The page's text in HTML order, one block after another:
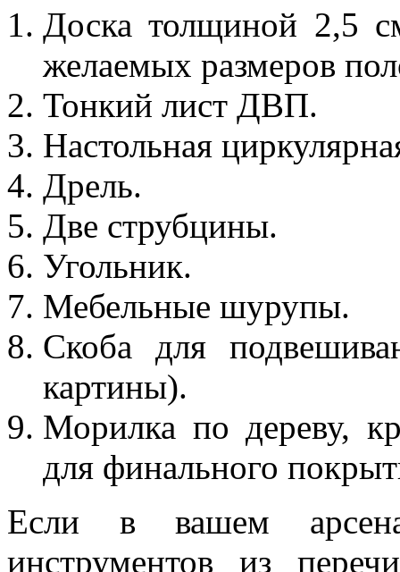
Доска толщиной 2,5
желаемых размеров
Тонкий лист ДВП.
Настольная
Дрель.
Две струбцины.
Угольник.
Мебельные шурупы.
Скоба для
картины).
Морилка по дереву,
для финального
Если в вашем
инструментов из